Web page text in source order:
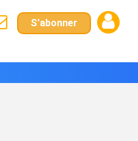
S'abonner